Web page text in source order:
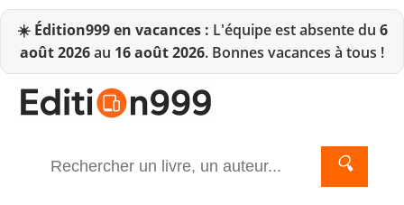
☀️ Édition999 en vacances : L'équipe est absente du 6
août 2026au 16 août 2026. Bonnes vacances à tous !
🔍